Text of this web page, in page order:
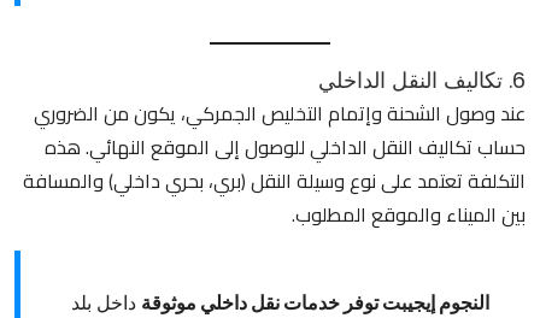
6. تكاليف النقل الداخلي
عند وصول الشحنة وإتمام التخليص الجمركي، يكون من الضروري
حساب تكاليف النقل الداخلي للوصول إلى الموقع النهائي. هذه
التكلفة تعتمد على نوع وسيلة النقل (بري، بحري داخلي) والمسافة
بين الميناء والموقع المطلوب.
النجوم إيجيبت توفر خدمات نقل داخلي موثوقة داخل بلد